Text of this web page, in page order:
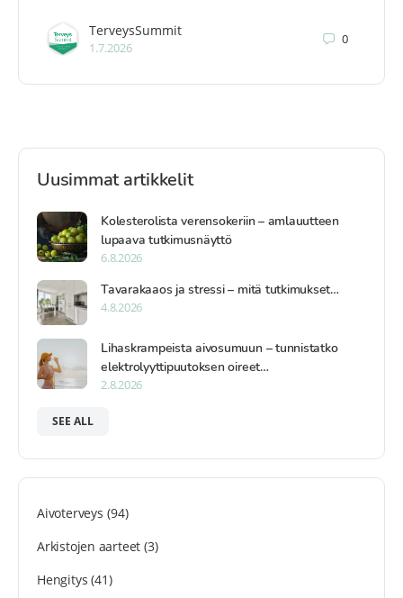
TerveysSummit
1.7.2026
0
Uusimmat artikkelit
Kolesterolista verensokeriin – amlauutteen
lupaava tutkimusnäyttö
6.8.2026
Tavarakaaos ja stressi – mitä tutkimukset…
4.8.2026
Lihaskrampeista aivosumuun – tunnistatko
elektrolyyttipuutoksen oireet…
2.8.2026
SEE ALL
Aivoterveys (94)
Arkistojen aarteet (3)
Hengitys (41)